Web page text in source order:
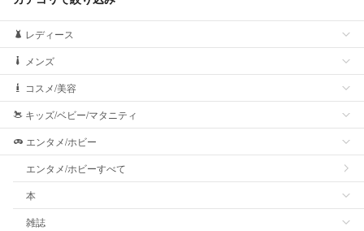
レディース
メンズ
コスメ/美容
キッズ/ベビー/マタニティ
エンタメ/ホビー
エンタメ/ホビーすべて
本
雑誌